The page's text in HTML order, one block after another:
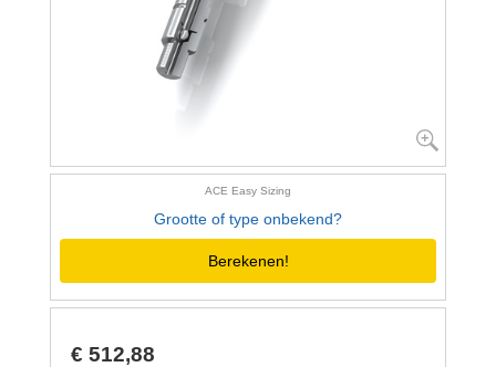
ACE Easy Sizing
Grootte of type onbekend?
Berekenen!
€ 512,88